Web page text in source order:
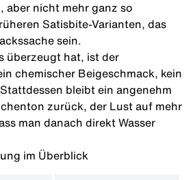
aber nicht mehr ganz so
Satisbite-Varianten, das
sein.
überzeugt hat, ist der
chemischer Beigeschmack, kein
bleibt ein angenehm
zurück, der Lust auf mehr
man danach direkt Wasser
im Überblick